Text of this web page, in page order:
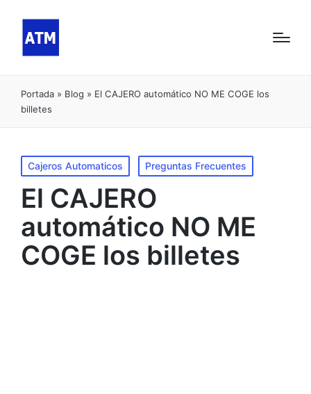
Portada » Blog » El CAJERO automático NO ME COGE los
billetes
Publicado
en
Cajeros Automaticos Preguntas Frecuentes
El CAJERO
automático NO ME
COGE los billetes